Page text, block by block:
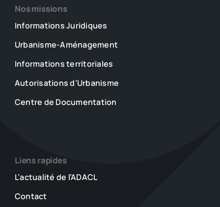
Nos missions
Informations Juridiques
Urbanisme-Aménagement
Informations territoriales
Autorisations d’Urbanisme
Centre de Documentation
Liens rapides
L’actualité de l’ADACL
Contact